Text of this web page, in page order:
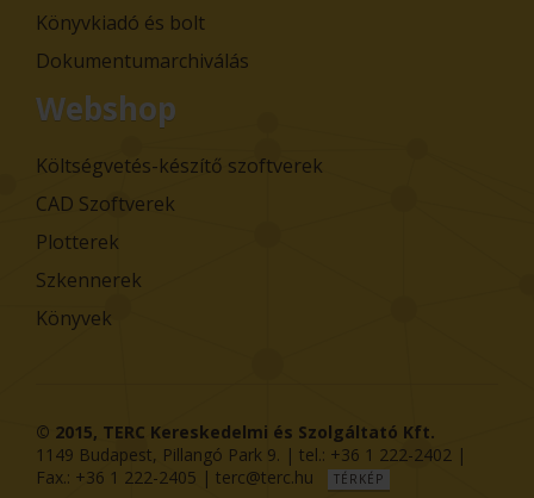
Könyvkiadó és bolt
Dokumentumarchiválás
Webshop
Költségvetés-készítő szoftverek
CAD Szoftverek
Plotterek
Szkennerek
Könyvek
© 2015, TERC Kereskedelmi és Szolgáltató Kft.
1149 Budapest, Pillangó Park 9. | tel.: +36 1 222-2402 |
Fax.: +36 1 222-2405 | terc@terc.hu TÉRKÉP